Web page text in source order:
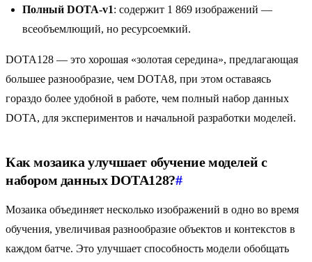
Полный DOTA-v1: содержит 1 869 изображений —
всеобъемлющий, но ресурсоемкий.
DOTA128 — это хорошая «золотая середина», предлагающая
большее разнообразие, чем DOTA8, при этом оставаясь
гораздо более удобной в работе, чем полный набор данных
DOTA, для экспериментов и начальной разработки моделей.
Как мозаика улучшает обучение моделей с
набором данных DOTA128?#
Мозаика объединяет несколько изображений в одно во время
обучения, увеличивая разнообразие объектов и контекстов в
каждом батче. Это улучшает способность модели обобщать